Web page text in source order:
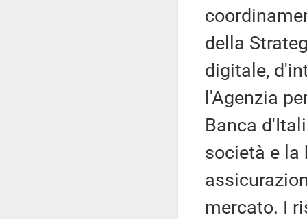
della
digitale,
l'Agenzia
Banca
società e la
mercato. I